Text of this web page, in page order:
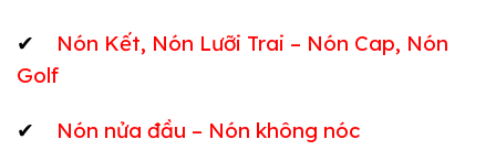
✔ Nón Kết, Nón Lưỡi Trai – Nón Cap, Nón
Golf
✔ Nón nửa đầu – Nón không nóc